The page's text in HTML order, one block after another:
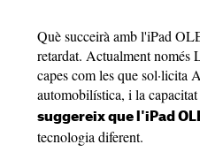
Què succeirà amb l'iPad
retardat. Actualment només
capes com les que sol·licita
automobilística, i la
suggereix que l'iPad
tecnologia diferent.